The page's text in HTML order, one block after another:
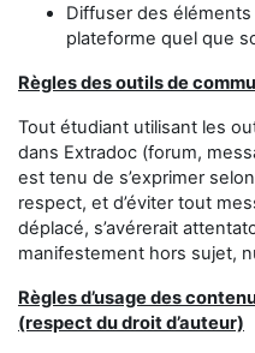
Diffuser des
plateforme quel que
Règles des outils de
Tout étudiant utilisant les
dans Extradoc (forum,
est tenu de s’exprimer
respect, et d’éviter tout
déplacé, s’avérerait
manifestement hors sujet,
Règles d’usage des
(respect du droit d’auteur)